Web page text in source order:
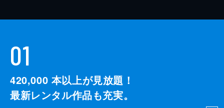
01
420,000 本以上が見放題！
最新レンタル作品も充実。